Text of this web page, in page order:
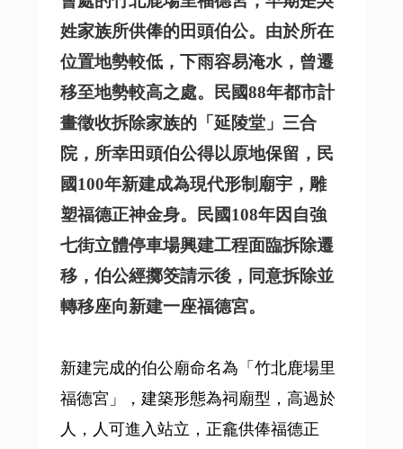
姓家族所供俸的田頭伯公。由於所在
位置地勢較低，下雨容易淹水，曾遷
移至地勢較高之處。民國88年都市計
畫徵收拆除家族的「延陵堂」三合
院，所幸田頭伯公得以原地保留，民
國100年新建成為現代形制廟宇，雕
塑福德正神金身。民國108年因自強
七街立體停車場興建工程面臨拆除遷
移，伯公經擲筊請示後，同意拆除並
轉移座向新建一座福德宮。
新建完成的伯公廟命名為「竹北鹿場里
福德宮」，建築形態為祠廟型，高過於
人，人可進入站立，正龕供俸福德正